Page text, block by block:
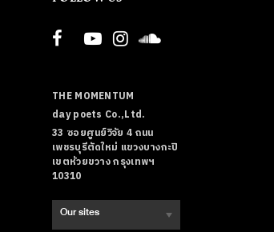
THE MOMENTUM
day poets Co.,Ltd.
33 ซอยศูนย์วิจัย 4 ถนน
เพชรบุรีตัดใหม่ แขวงบางกะปิ
เขตห้วยขวาง กรุงเทพฯ
10310